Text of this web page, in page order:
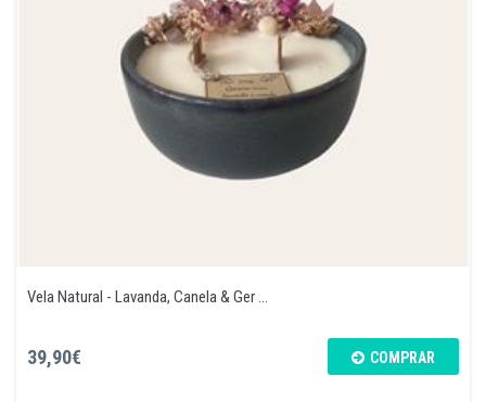
Vela Natural - Lavanda, Canela & Ger ...
39,90€ COMPRAR